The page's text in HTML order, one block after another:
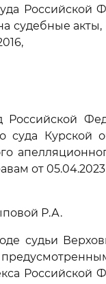
Российской
судебные
Российской
суда Курской
от
Р.А.
судьи
Российской